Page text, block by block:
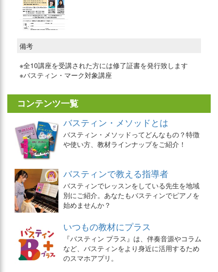
備考
※全10講座を受講された方には修了証書を発行致します
※バスティン・マーク対象講座
コンテンツ一覧
バスティン・メソッドとは
バスティン・メソッドってどんなもの？特徴
や使い方、教材ラインナップをご紹介！
バスティンで教える指導者
バスティンでレッスンをしている先生を地域
別にご紹介。あなたもバスティンでピアノを
始めませんか？
いつもの教材にプラス
『バスティン プラス』は、伴奏音源やコラム
など、バスティンをより身近に活用するため
のスマホアプリ。